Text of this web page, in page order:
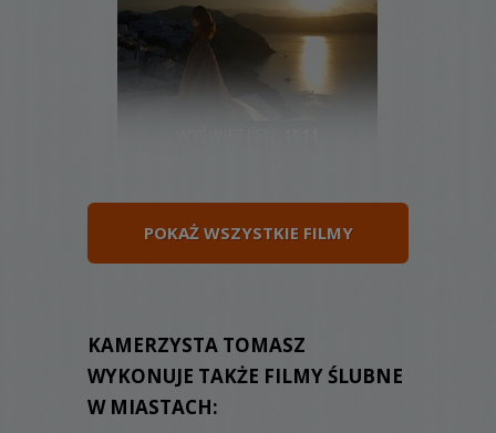
WYŚWIETLEŃ: 2764
KOMENTARZY:0
POKAŻ WSZYSTKIE FILMY
KAMERZYSTA TOMASZ
WYKONUJE TAKŻE FILMY ŚLUBNE
W MIASTACH: